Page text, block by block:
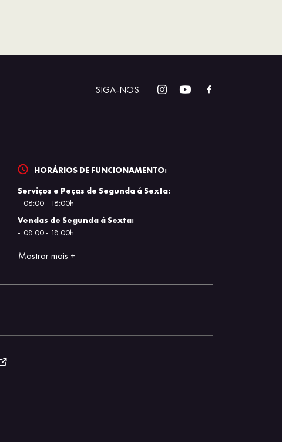
SIGA-NOS:
HORÁRIOS DE FUNCIONAMENTO:
Serviços e Peças de Segunda á Sexta:
08:00 - 18:00h
Vendas de Segunda á Sexta:
08:00 - 18:00h
Mostrar mais +